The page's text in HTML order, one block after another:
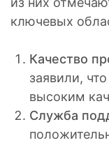
ключевых
Качество
заявили,
высоким
Служба